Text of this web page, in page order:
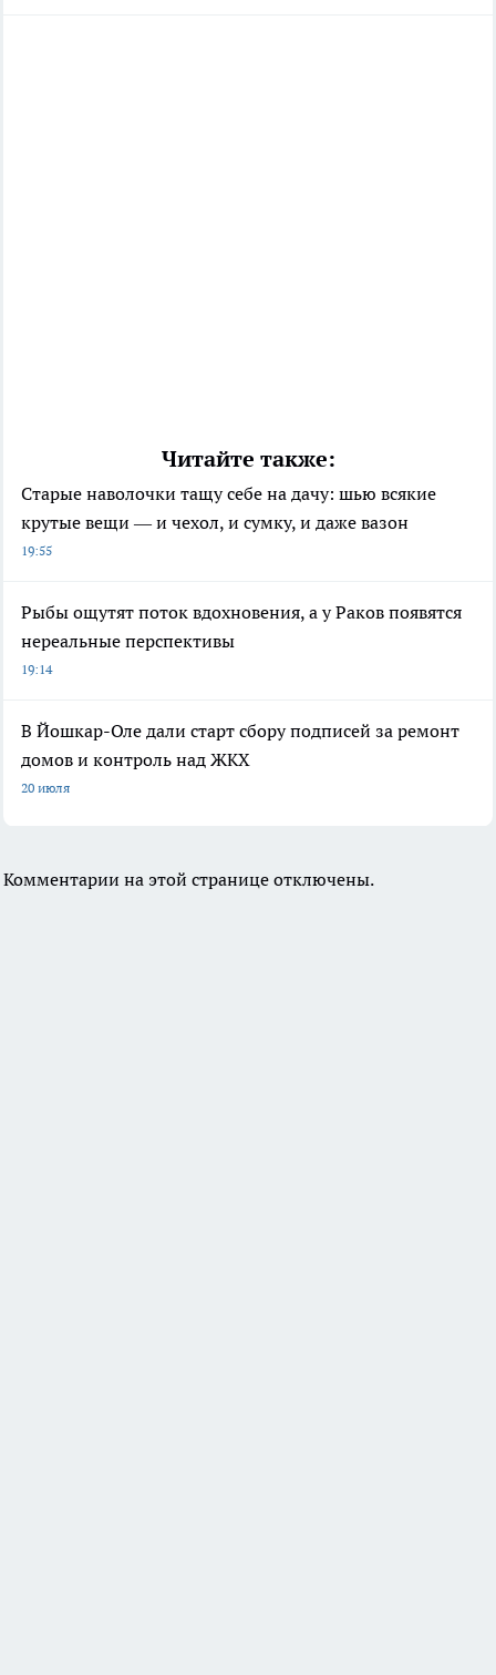
Читайте также:
Старые наволочки тащу себе на дачу: шью всякие
крутые вещи — и чехол, и сумку, и даже вазон
19:55
Рыбы ощутят поток вдохновения, а у Раков появятся
нереальные перспективы
19:14
В Йошкар-Оле дали старт сбору подписей за ремонт
домов и контроль над ЖКХ
20 июля
Комментарии на этой странице отключены.